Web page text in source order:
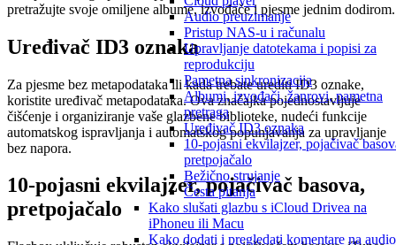
Audio preuzimanje
Pristup NAS-u i računalu
Upravljanje datotekama i popisi za
reprodukciju
Pametna sinkronizacija
Albumi, izvođači, žanrovi, pametna
pretraga
Uređivač ID3 oznaka
10-pojasni ekvilajzer, pojačivač
pretpojačalo
Bežično strujanje
Česta pitanja
Kako slušati glazbu s iCloud Drivea na
iPhoneu ili Macu
Kako dodati i pregledati komentare na audio
pretražujte svoje omiljene albume, izvođače i pjesme jednim dodirom.
Uređivač ID3 oznaka
Za pjesme bez metapodataka ili kada trebate urediti ID3 oznake,
koristite uređivač metapodataka. Ova značajka pojednostavljuje
čišćenje i organiziranje vaše glazbene biblioteke, nudeći funkcije
automatskog ispravljanja i automatskog popunjavanja za upravljanje
bez napora.
10-pojasni ekvilajzer, pojačivač basova,
pretpojačalo